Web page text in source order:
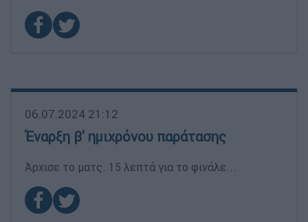
06.07.2024 21:12
Έναρξη β' ημιχρόνου παράτασης
Άρχισε το ματς. 15 λεπτά για το φινάλε...